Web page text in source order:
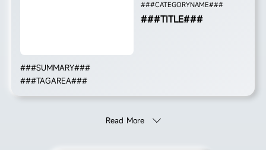
###CATEGORYNAME###
###TITLE###
###SUMMARY###
###TAGAREA###
Read More